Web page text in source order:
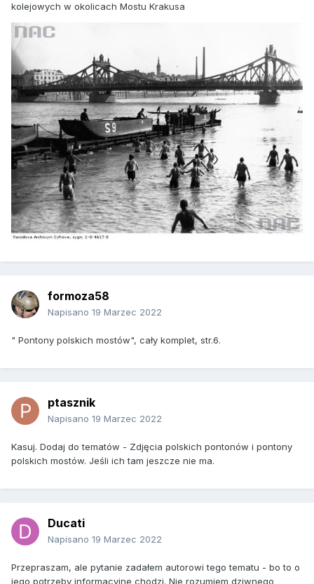
kolejowych w okolicach Mostu Krakusa
formoza58
Napisano 19 Marzec 2022
" Pontony polskich mostów", cały komplet, str.6.
ptasznik
Napisano 19 Marzec 2022
Kasuj. Dodaj do tematów - Zdjęcia polskich pontonów i pontony
polskich mostów. Jeśli ich tam jeszcze nie ma.
Ducati
Napisano 19 Marzec 2022
Przepraszam, ale pytanie zadałem autorowi tego tematu - bo to o
jego potrzeby informacyjne chodzi. Nie rozumiem dziwnego